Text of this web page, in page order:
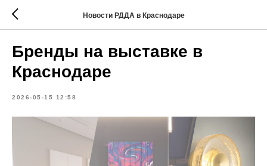
Новости РДДА в Краснодаре
Бренды на выставке в
Краснодаре
2026-05-15 12:58